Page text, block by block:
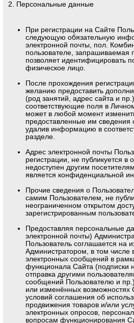
2. Персональные данные
При регистрации на Сайте
следующую обязательную
электронной почты, пол.
пользователе, запрашиваемая
позволяет идентифицировать
физическое лицо.
После прохождения
желанию предоставить
(род занятий, адрес сайта и
соответствующие поля в
может в любой момент
предоставленные им сведения
удалив информацию в
разделе.
Адрес электронной почты
регистрации, не публикуется в
недоступен другим
является конфиденциальной
Прочие сведения о
самим Пользователем, не
неограниченном открытом
зарегистрированным
Предоставляя персональные
электронной почты)
Пользователь соглашается на
Администратором, в том числе
электронных сообщений в
функционала Сайта (подписки
отправка другими
сообщений Пользователю и
или изменённых возможностях
условий соглашения об
продвижения товаров и/или
электронных опросов,
вопросам функционирования